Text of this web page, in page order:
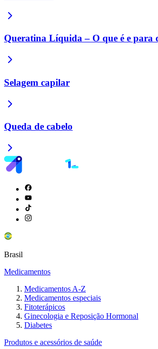
Queratina Líquida – O que é e para
Selagem capilar
Queda de cabelo
Brasil
Medicamentos
Medicamentos A-Z
Medicamentos especiais
Fitoterápicos
Ginecologia e Reposição Hormonal
Diabetes
Produtos e acessórios de saúde